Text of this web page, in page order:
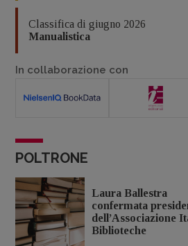
Classifica di giugno 2026
Manualistica
In collaborazione con
POLTRONE
Laura Ballestra
confermata
dell’Associazione
Biblioteche